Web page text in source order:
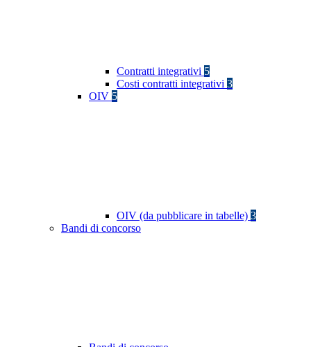
Contratti integrativi 5
Costi contratti integrativi 3
OIV 5
OIV (da pubblicare in tabelle) 3
Bandi di concorso